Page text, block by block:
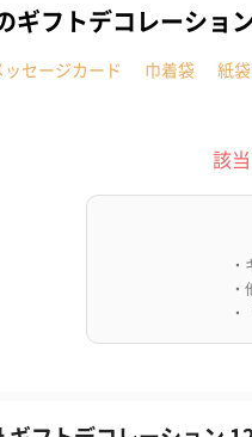
ギフトデコレーショ
ッセージカード 巾着袋 紙袋
該
・